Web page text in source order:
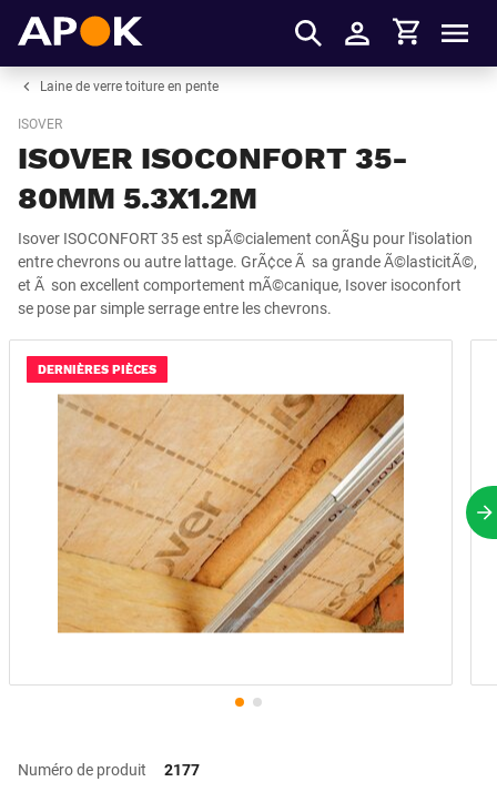
S'identifier
Panier
Laine de verre toiture en pente
ISOVER
ISOVER ISOCONFORT 35-
80MM 5.3X1.2M
Isover ISOCONFORT 35 est spÃ©cialement conÃ§u pour l'isolation
entre chevrons ou autre lattage. GrÃ¢ce Ã sa grande Ã©lasticitÃ©,
et Ã son excellent comportement mÃ©canique, Isover isoconfort
se pose par simple serrage entre les chevrons.
DERNIÈRES PIÈCES
Numéro de produit
2177